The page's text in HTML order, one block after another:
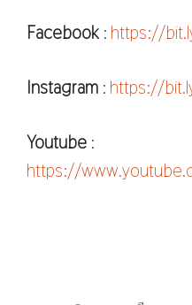
Facebook : https://
Instagram : https://
Youtube :
https://